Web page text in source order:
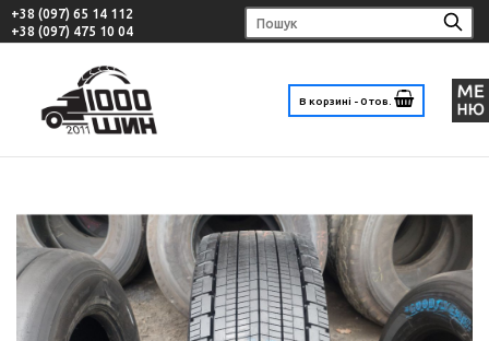
+38 (097) 65 14 112
+38 (097) 475 10 04
В корзині - 0 тов.